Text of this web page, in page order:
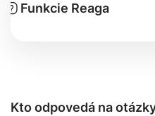
Funkcie Reaga
Kto odpovedá na